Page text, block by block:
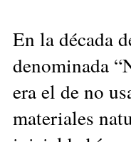
En la década
denominada
era el de no
materiales